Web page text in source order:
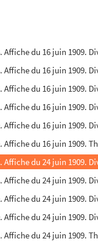
Affiche du 16 juin 1909.
Affiche du 16 juin 1909.
Affiche du 16 juin 1909.
Affiche du 16 juin 1909.
Affiche du 16 juin 1909.
Affiche du 16 juin 1909.
Affiche du 24 juin 1909.
Affiche du 24 juin 1909.
Affiche du 24 juin 1909.
Affiche du 24 juin 1909.
Affiche du 24 juin 1909.